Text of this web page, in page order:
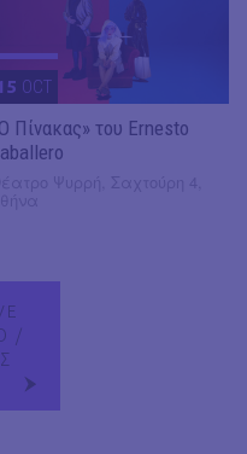
OCT
Πίνακας» του Ernesto
/